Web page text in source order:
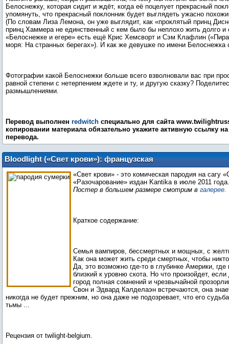
Белоснежку, которая сидит и ждёт, когда её поцелует прекрасный
упомянуть, что прекрасный поклонник будет выглядеть ужасно
(По словам Лиза Лемона, он уже выглядит, как «проклятый принц
принц Хаммера не единственный с кем было бы неплохо жить долго и
«Белоснежке и егере» есть ещё Крис Хемсворт и Сэм Клафлин
моря: На странных берегах»). И как же девушке по имени Белоснежка
Фотографии какой Белоснежки больше всего взволновали вас при
равной степени с нетерпением ждете и ту, и другую сказку?
размышлениями.
Перевод выполнен redwitch специально для сайта
копировании материала обязательно укажите активную ссылку на
перевода.
Bloodlight («Свет крови»): французская
комическая пародия на «Сумерки»
«Свет крови» - это комическая пародия на сагу
«Разочарование» издан Kantika в июле 2011 года.
Постер в большем размере смотрим в галерее.
Краткое содержание:
Семья вампиров, бессмертных и мощных, с
Как она может жить среди смертных, чтобы
Да, это возможно где-то в глубинке Америки,
близкий к уровню скота. Но что произойдет,
город полная сомнений и чрезвычайной
Свон и Эдвард Калделаэн встречаются, она
никогда не будет прежним, но она даже не подозревает, что его
Рецензия от twilight-belgium.